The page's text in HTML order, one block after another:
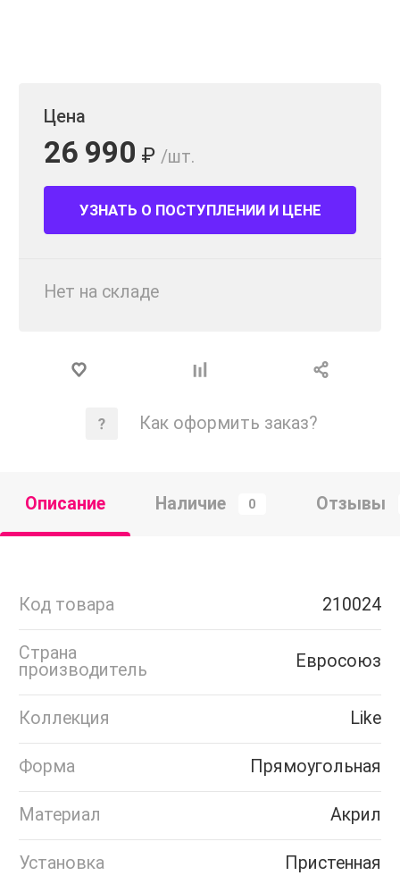
Цена
26 990 ₽ /шт.
УЗНАТЬ О ПОСТУПЛЕНИИ И ЦЕНЕ
Нет на складе
Как оформить заказ?
Описание Наличие 0 Отзывы
Код товара 210024
Страна
производитель
Евросоюз
Коллекция Like
Форма Прямоугольная
Материал Акрил
Установка Пристенная